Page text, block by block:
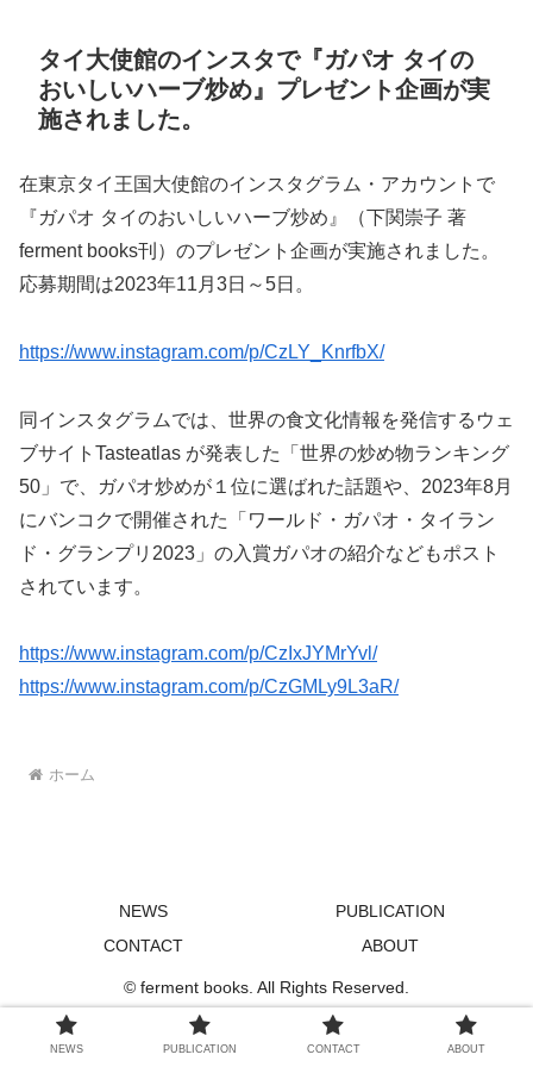
タイ大使館のインスタで『ガパオ タイの
おいしいハーブ炒め』プレゼント企画が実
施されました。
在東京タイ王国大使館のインスタグラム・アカウントで
『ガパオ タイのおいしいハーブ炒め』（下関崇子 著
ferment books刊）のプレゼント企画が実施されました。
応募期間は2023年11月3日～5日。
https://www.instagram.com/p/CzLY_KnrfbX/
同インスタグラムでは、世界の食文化情報を発信するウェ
ブサイトTasteatlas が発表した「世界の炒め物ランキング
50」で、ガパオ炒めが１位に選ばれた話題や、2023年8月
にバンコクで開催された「ワールド・ガパオ・タイラン
ド・グランプリ2023」の入賞ガパオの紹介などもポスト
されています。
https://www.instagram.com/p/CzIxJYMrYvl/
https://www.instagram.com/p/CzGMLy9L3aR/
ホーム
NEWS
PUBLICATION
CONTACT
ABOUT
© ferment books. All Rights Reserved.
NEWS PUBLICATION CONTACT ABOUT